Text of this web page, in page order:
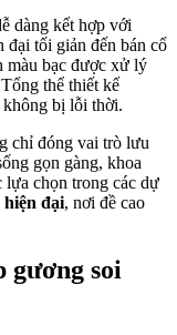
dàng kết hợp với
đại tối giản đến bán cổ
màu bạc được xử lý
thể thiết kế
không bị lỗi thời.
chỉ đóng vai trò lưu
gọn gàng, khoa
chọn trong các dự
hiện đại, nơi đề cao
gương soi